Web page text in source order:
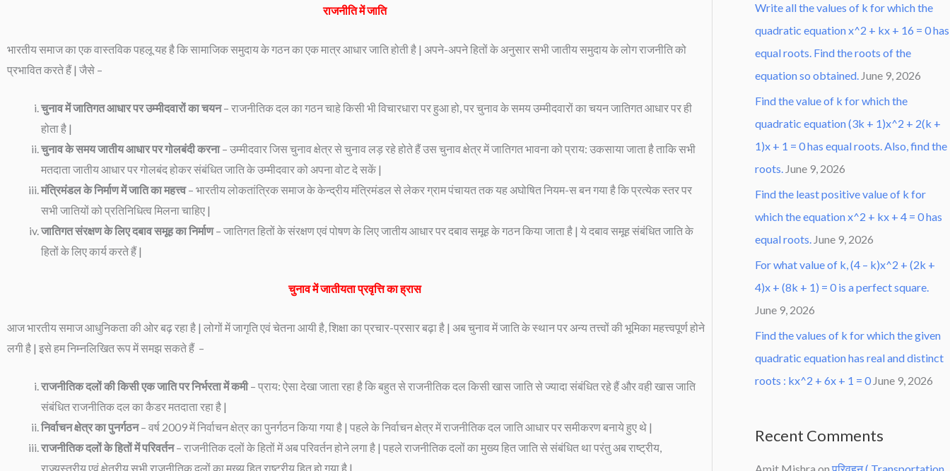
राजनीति में जाति
भारतीय समाज का एक वास्तविक पहलू यह है कि सामाजिक समुदाय के गठन का एक मात्र आधार जाति होती है | अपने-अपने हितों के अनुसार सभी जातीय समुदाय के लोग राजनीति को
प्रभावित करते हैं | जैसे –
चुनाव में जातिगत आधार पर उम्मीदवारों का चयन– राजनीतिक दल का गठन चाहे किसी भी विचारधारा पर हुआ हो, पर चुनाव के समय उम्मीदवारों का चयन जातिगत आधार पर ही
होता है |
चुनाव के समय जातीय आधार पर गोलबंदी करना– उम्मीदवार जिस चुनाव क्षेत्र से चुनाव लड़ रहे होते हैं उस चुनाव क्षेत्र में जातिगत भावना को प्राय: उकसाया जाता है ताकि सभी
मतदाता जातीय आधार पर गोलबंद होकर संबंधित जाति के उम्मीदवार को अपना वोट दे सकें |
मंत्रिमंडल के निर्माण में जाति का महत्त्व– भारतीय लोकतांत्रिक समाज के केन्द्रीय मंत्रिमंडल से लेकर ग्राम पंचायत तक यह अघोषित नियम-स बन गया है कि प्रत्येक स्तर पर
सभी जातियों को प्रतिनिधित्व मिलना चाहिए |
जातिगत संरक्षण के लिए दबाव समूह का निर्माण– जातिगत हितों के संरक्षण एवं पोषण के लिए जातीय आधार पर दबाव समूह के गठन किया जाता है | ये दबाव समूह संबंधित जाति के
हितों के लिए कार्य करते हैं |
चुनाव में जातीयता प्रवृत्ति का ह्रास
आज भारतीय समाज आधुनिकता की ओर बढ़ रहा है | लोगों में जागृति एवं चेतना आयी है, शिक्षा का प्रचार-प्रसार बढ़ा है | अब चुनाव में जाति के स्थान पर अन्य तत्त्वों की भूमिका महत्त्वपूर्ण होने
लगी है | इसे हम निम्नलिखित रूप में समझ सकते हैं –
राजनीतिक दलों की किसी एक जाति पर निर्भरता में कमी– प्राय: ऐसा देखा जाता रहा है कि बहुत से राजनीतिक दल किसी खास जाति से ज्यादा संबंधित रहे हैं और वही खास जाति
संबंधित राजनीतिक दल का कैडर मतदाता रहा है |
निर्वाचन क्षेत्र का पुनर्गठन– वर्ष 2009 में निर्वाचन क्षेत्र का पुनर्गठन किया गया है | पहले के निर्वाचन क्षेत्र में राजनीतिक दल जाति आधार पर समीकरण बनाये हुए थे |
राजनीतिक दलों के हितों में परिवर्तन– राजनीतिक दलों के हितों में अब परिवर्तन होने लगा है | पहले राजनीतिक दलों का मुख्य हित जाति से संबंधित था परंतु अब राष्ट्रीय,
राज्यस्तरीय एवं क्षेत्रीय सभी राजनीतिक दलों का मुख्य हित राष्ट्रीय हित हो गया है |
Write all the values of k for which the
quadratic equation x^2 + kx + 16 = 0 has
equal roots. Find the roots of the
equation so obtained. June 9, 2026
Find the value of k for which the
quadratic equation (3k + 1)x^2 + 2(k +
1)x + 1 = 0 has equal roots. Also, find the
roots. June 9, 2026
Find the least positive value of k for
which the equation x^2 + kx + 4 = 0 has
equal roots. June 9, 2026
For what value of k, (4 – k)x^2 + (2k +
4)x + (8k + 1) = 0 is a perfect square.
June 9, 2026
Find the values of k for which the given
quadratic equation has real and distinct
roots : kx^2 + 6x + 1 = 0 June 9, 2026
Recent Comments